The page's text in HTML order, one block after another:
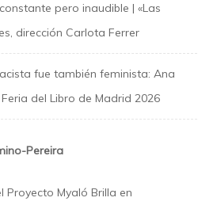
pero inaudible | «Las
dirección Carlota Ferrer
fue también feminista: Ana
del Libro de Madrid 2026
Pereira
Proyecto Myaló Brilla en